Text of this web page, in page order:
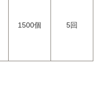
1500個 5回